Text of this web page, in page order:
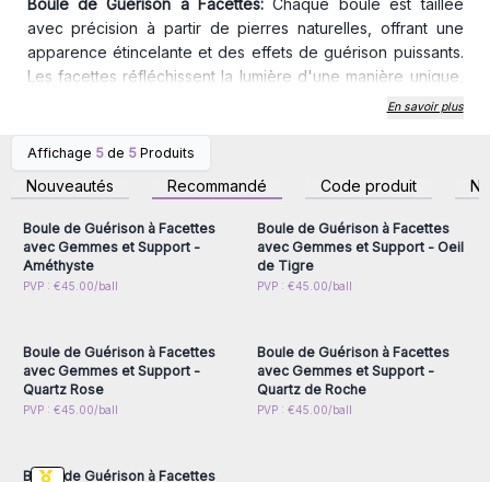
Boule de Guérison à Facettes: Chaque boule est taillée
avec précision à partir de pierres naturelles, offrant une
apparence étincelante et des effets de guérison puissants.
Les facettes réfléchissent la lumière d'une manière unique,
gemmes soigneusement sélectionnées, ces boules de
propriétés curatives propres à chaque gemmes. Vous
pouvez choisir parmi une gamme de gemmes, notamment
l'améthyste, la quartz rose par exemple, pour répondre aux
besoins de votre clientèle, même les plus exigents.
Propriétés de Guérison:
Chaque gemme est associée, selon
clients peuvent utiliser ces boules pour la méditation, la
guérison énergétique, la décoration intérieure, ou
simplement comme un objet de collection.
Chaque boule de guérison est livrée avec un petit support
ésotériques, les spas, les cabinets de médecine douce, et
En savoir plus
Affichage 5 de 5 Produits
Nouveautés Recommandé Code produit
Connectez-vous ou
inscrivez-vous pour
accéder aux prix de gros
Boule de Guérison à Facettes
avec Gemmes et Support -
Améthyste
PVP : €45.00/ball
inscrivez-vous pour
accéder aux prix de gros
Boule de Guérison à Facettes
avec Gemmes et Support - Oeil
de Tigre
PVP : €45.00/ball
Connectez-vous ou
Boule de Guérison à Facettes
avec Gemmes et Support -
Quartz Rose
PVP : €45.00/ball
Connectez-vous ou
Boule de Guérison à Facettes
avec Gemmes et Support -
Quartz de Roche
PVP : €45.00/ball
Connectez-vous ou
Boule de Guérison à Facettes